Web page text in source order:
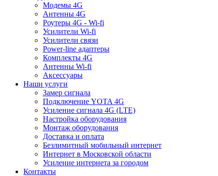
Модемы 4G
Антенны 4G
Роутеры 4G - Wi-fi
Усилители Wi-fi
Усилители связи
Power-line адаптеры
Комплекты 4G
Антенны Wi-fi
Аксессуары
Наши услуги
Замер сигнала
Подключение YOTA 4G
Усиление сигнала 4G (LTE)
Настройка оборудования
Монтаж оборудования
Доставка и оплата
Безлимитный мобильный интернет
Интернет в Московской области
Усиление интернета за городом
Контакты